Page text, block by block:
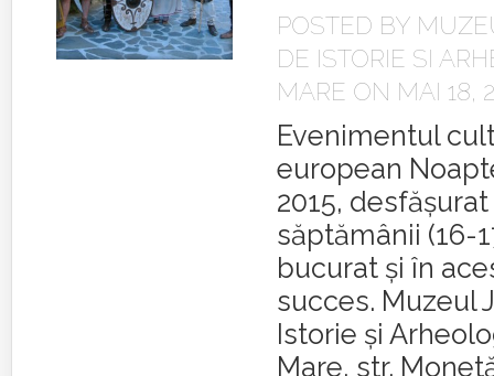
POSTED BY
DE ISTORIE SI
MARE ON MAI 18,
Evenimentul
european
2015,
săptămânii (16-
bucurat şi în
succes. Muzeul
Istorie şi
Mare, str.